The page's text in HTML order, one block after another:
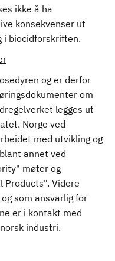
ikke å ha
konsekvenser ut
i biocidforskriften.
og er derfor
om
legges ut
Norge ved
med utvikling og
annet ved
møter og
Products". Videre
som ansvarlig for
er i kontakt med
industri.